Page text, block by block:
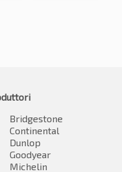
Bridgestone
Continental
Dunlop
Goodyear
Michelin